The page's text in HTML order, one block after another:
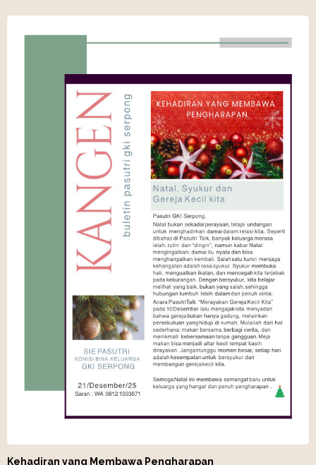
Kehadiran yang Membawa Pengharapan